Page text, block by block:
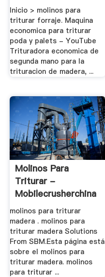
Inicio > molinos para
triturar forraje. Maquina
economica para triturar
poda y palets - YouTube
Trituradora economica de
segunda mano para la
trituracion de madera, ...
Molinos Para
Triturar -
Mobilecrusherchina
molinos para triturar
madera . molinos para
triturar madera Solutions
From SBM.Esta página está
sobre el molinos para
triturar madera. molinos
para triturar ...